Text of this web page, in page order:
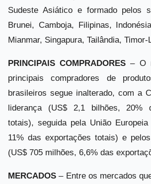
Sudeste Asiático e formado pelos
Brunei, Camboja, Filipinas,
Mianmar, Singapura, Tailândia,
PRINCIPAIS COMPRADORES – O
principais compradores de
brasileiros segue inalterado, com a
liderança (US$ 2,1 bilhões, 20%
totais), seguida pela União
11% das exportações totais) e
(US$ 705 milhões, 6,6% das
MERCADOS – Entre os mercados